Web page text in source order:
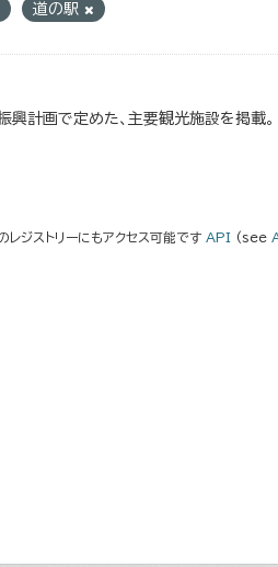
道の駅
興計画で定めた、主要観光施設を掲載。
ジストリーにもアクセス可能です API (see